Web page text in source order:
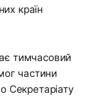
країн
тимчасовий
частини
Секретаріату